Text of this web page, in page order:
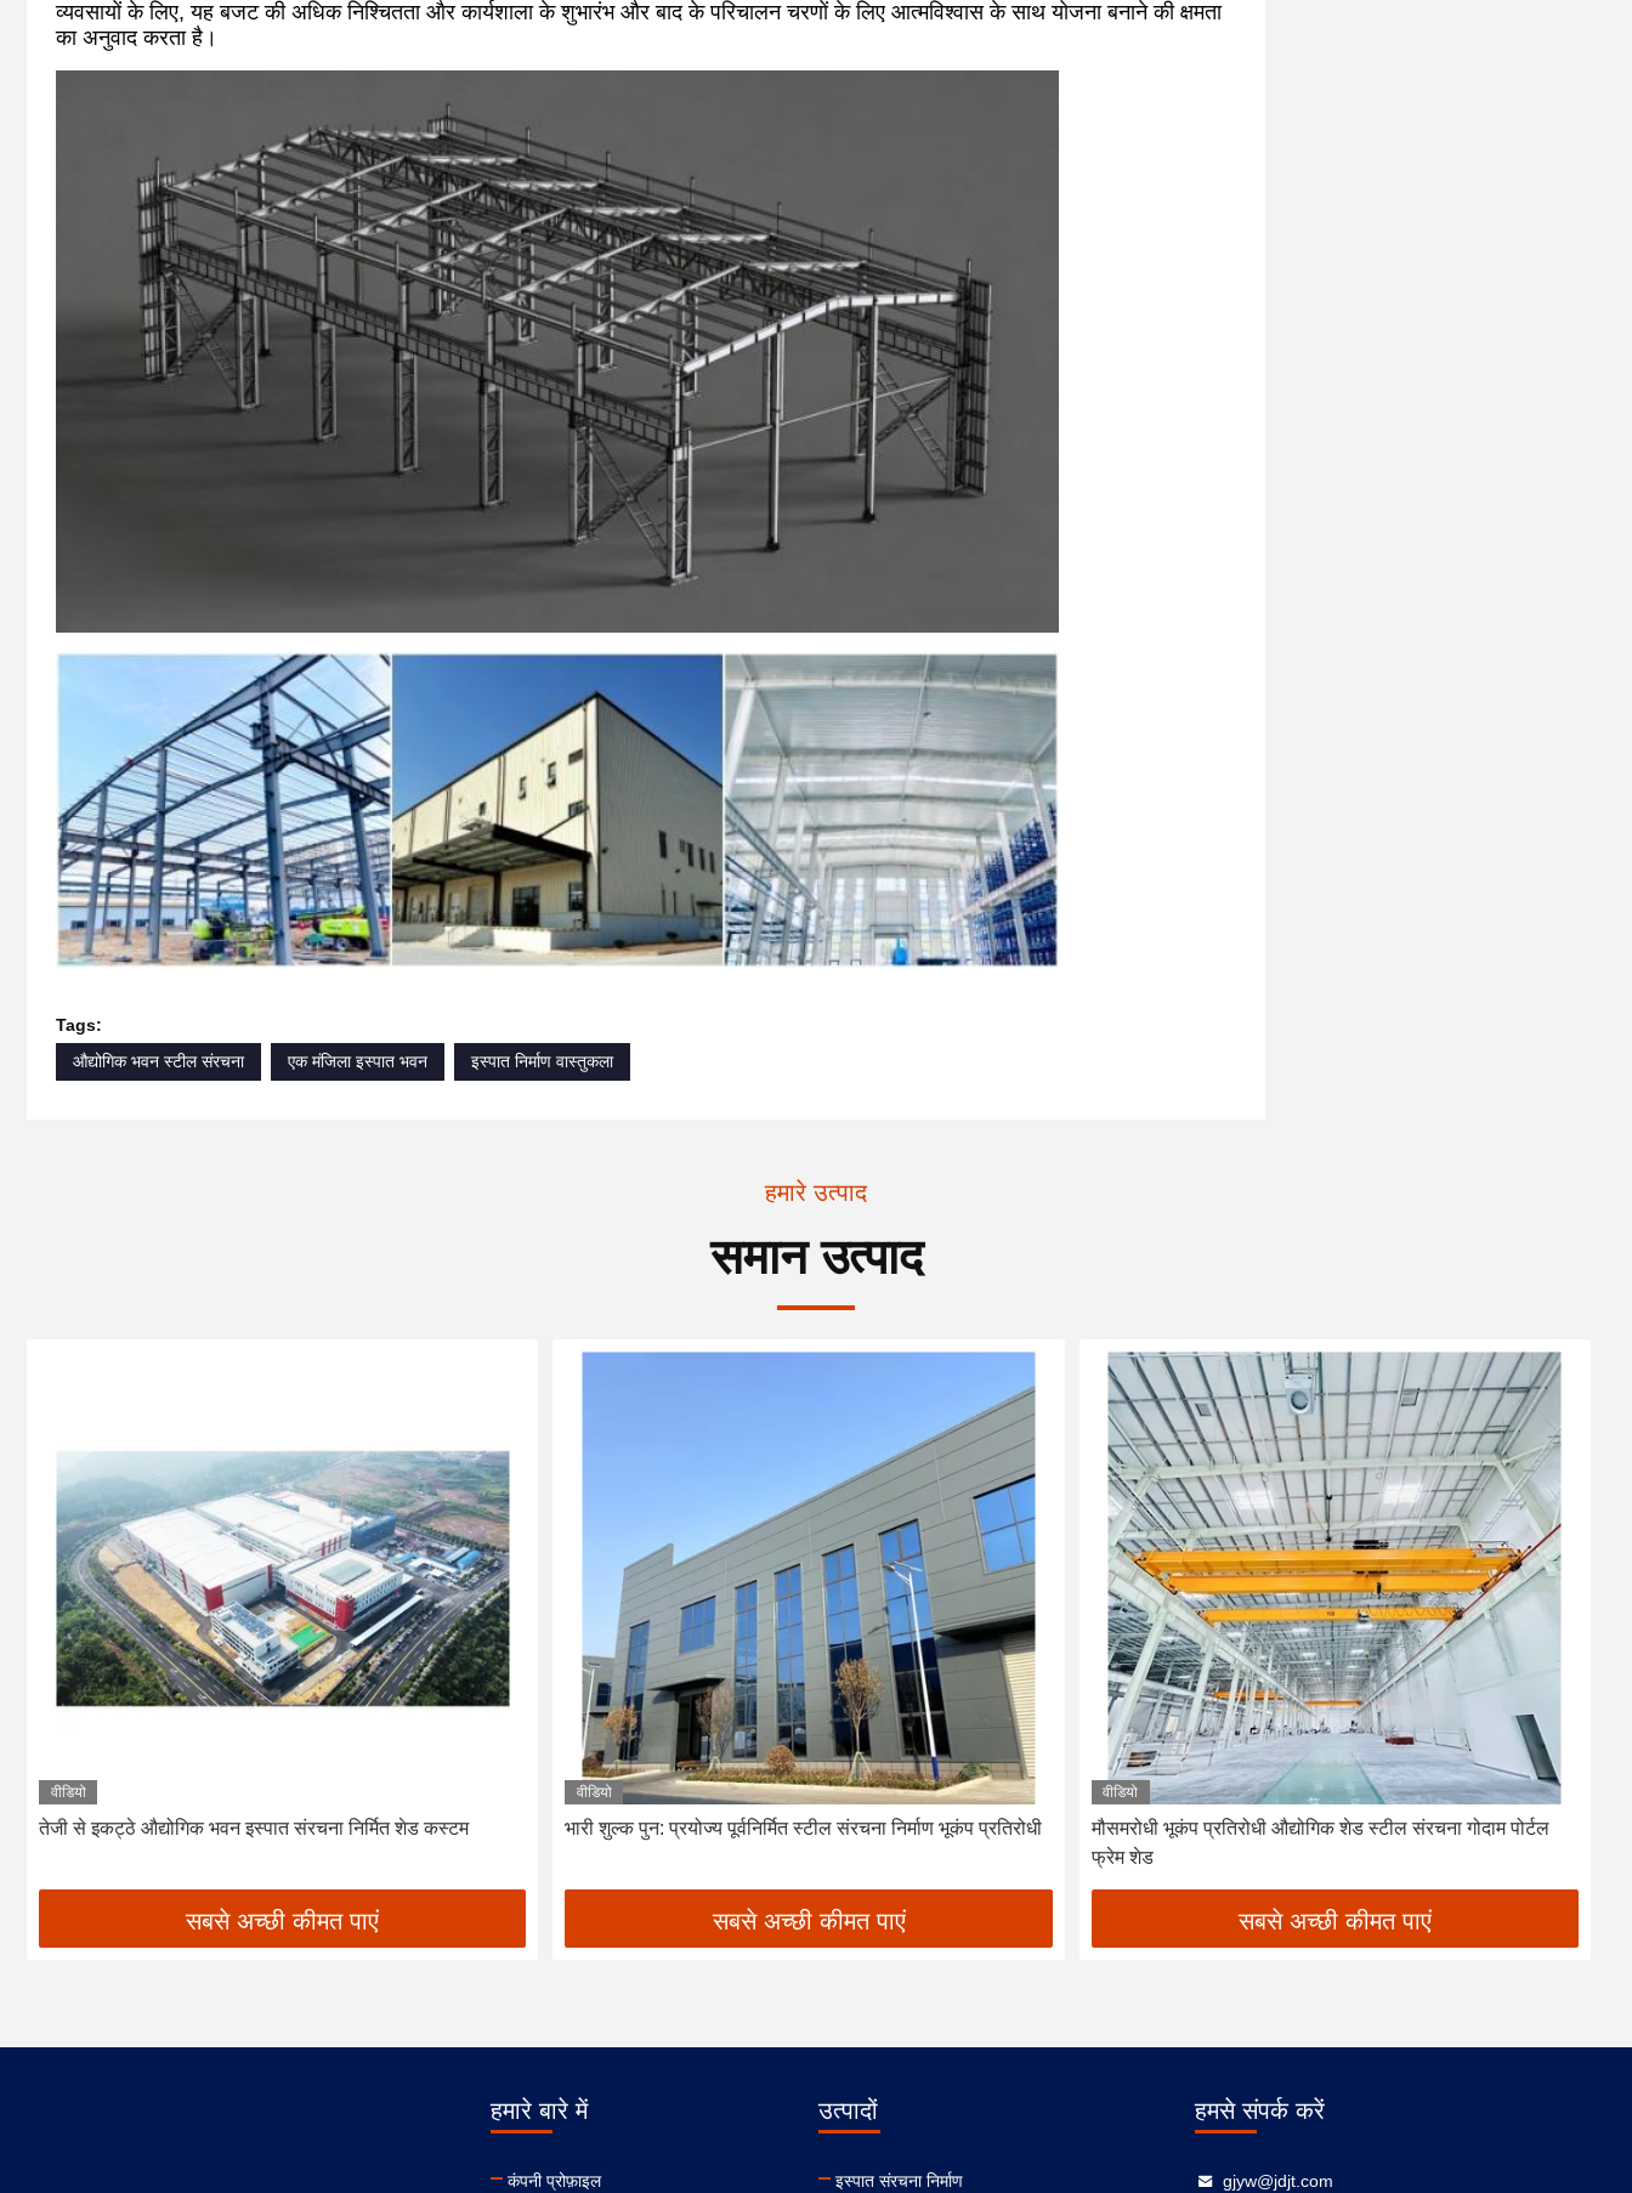
व्यवसायों के लिए, यह बजट की अधिक निश्चितता और कार्यशाला के शुभारंभ और बाद के परिचालन चरणों के लिए आत्मविश्वास के साथ योजना बनाने की क्षमता
का अनुवाद करता है।
Tags:
औद्योगिक भवन स्टील संरचना
एक मंजिला इस्पात भवन इस्पात निर्माण वास्तुकला
हमारे उत्पाद
समान उत्पाद
वीडियो
तेजी से इकट्ठे औद्योगिक भवन इस्पात संरचना निर्मित शेड कस्टम
सबसे अच्छी कीमत पाएं
वीडियो
भारी शुल्क पुन: प्रयोज्य पूर्वनिर्मित स्टील संरचना निर्माण भूकंप प्रतिरोधी
सबसे अच्छी कीमत पाएं
वीडियो
मौसमरोधी भूकंप प्रतिरोधी औद्योगिक शेड स्टील संरचना गोदाम पोर्टल
फ्रेम शेड
सबसे अच्छी कीमत पाएं
हमारे बारे में
कंपनी प्रोफ़ाइल
उत्पादों
इस्पात संरचना निर्माण
हमसे संपर्क करें
gjyw@jdjt.com